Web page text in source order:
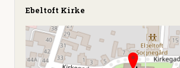
Ebeltoft Kirke